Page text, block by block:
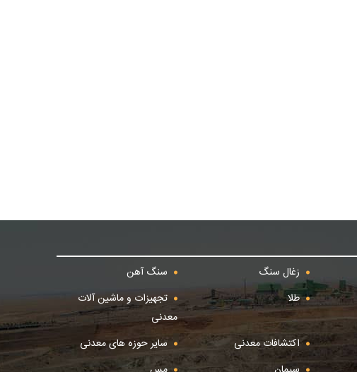
زغال سنگ
سنگ آهن
طلا
تجهیزات و ماشین آلات
معدنی
اکتشافات معدنی
سایر حوزه های معدنی